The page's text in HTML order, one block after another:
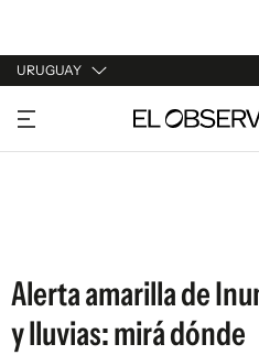
URUGUAY
URUGUAY
ARGENTINA
Alerta amarilla de
y lluvias: mirá dónde